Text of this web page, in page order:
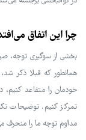
چرا این اتفاق
بخشی از سوگیری توجه،
همانطور که قبلا ذکر
خودمان را متقاعد
تمرکز کنیم. توضیحات
مداوم توجه ما را منحرف